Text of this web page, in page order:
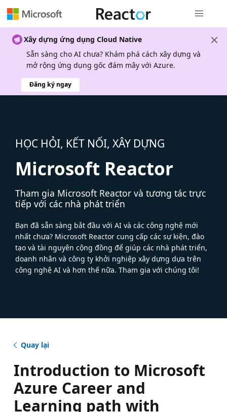
Xây dựng ứng dụng Cloud Native
Sẵn sàng cho AI chưa? Khám phá cách xây dựng và
mở rộng ứng dụng gốc đám mây với Azure.
Đăng ký ngay
HỌC HỎI, KẾT NỐI, XÂY DỰNG
Microsoft Reactor
Tham gia Microsoft Reactor và tương tác trực
tiếp với các nhà phát triển
Bạn đã sẵn sàng bắt đầu với AI và các công nghệ mới
nhất chưa? Microsoft Reactor cung cấp các sự kiện, đào
tạo và tài nguyên cộng đồng để giúp các nhà phát triển,
doanh nhân và công ty khởi nghiệp xây dựng dựa trên
công nghệ AI và hơn thế nữa. Tham gia với chúng tôi!
Quay lại
Introduction to Microsoft
Azure Career and
Learning path with